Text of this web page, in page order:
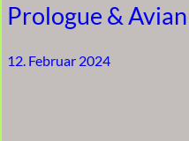
Prologue &
12. Februar 2024